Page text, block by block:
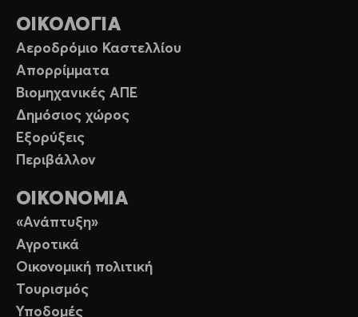
ΟΙΚΟΛΟΓΙΑ
Αεροδρόμιο Καστελλίου
Απορρίμματα
Βιομηχανικές ΑΠΕ
Δημόσιος χώρος
Εξορύξεις
Περιβάλλον
ΟΙΚΟΝΟΜΙΑ
«Ανάπτυξη»
Αγροτικά
Οικονομική πολιτική
Τουρισμός
Υποδομές